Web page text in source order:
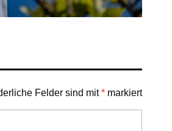
Felder sind mit* markiert